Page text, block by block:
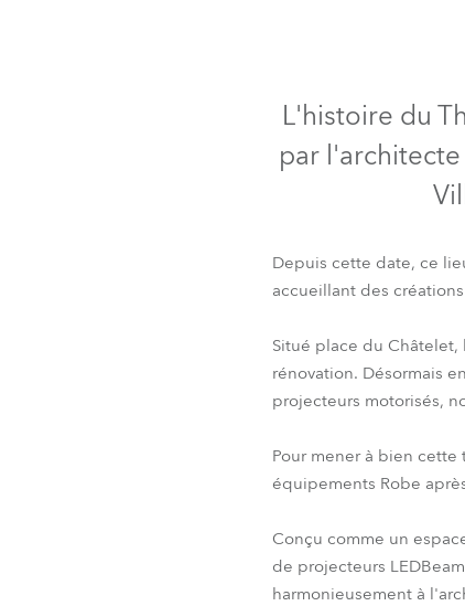
L'histoire du
par
Depuis cette date, ce
accueillant des
Situé place du Châtelet,
rénovation. Désormais
projecteurs motorisés,
Pour mener à bien
équipements Robe
Conçu comme un
de projecteurs
harmonieusement à